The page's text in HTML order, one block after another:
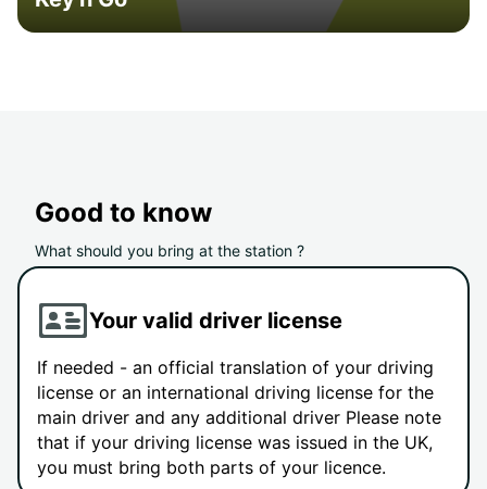
Good to know
What should you bring at the station ?
Your valid driver license
If needed - an official translation of your driving
license or an international driving license for the
main driver and any additional driver Please note
that if your driving license was issued in the UK,
you must bring both parts of your licence.